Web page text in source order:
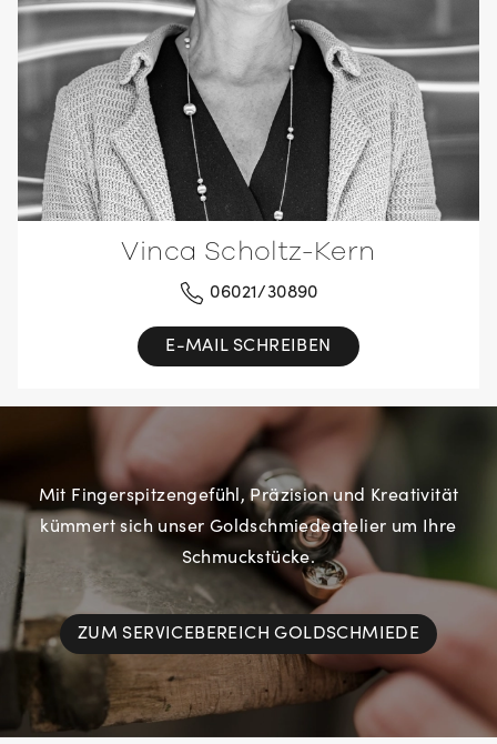
Vinca Scholtz-Kern
06021/30890
E-MAIL SCHREIBEN
Mit Fingerspitzengefühl, Präzision und Kreativität
kümmert sich unser Goldschmiedeatelier um Ihre
Schmuckstücke.
ZUM SERVICEBEREICH GOLDSCHMIEDE